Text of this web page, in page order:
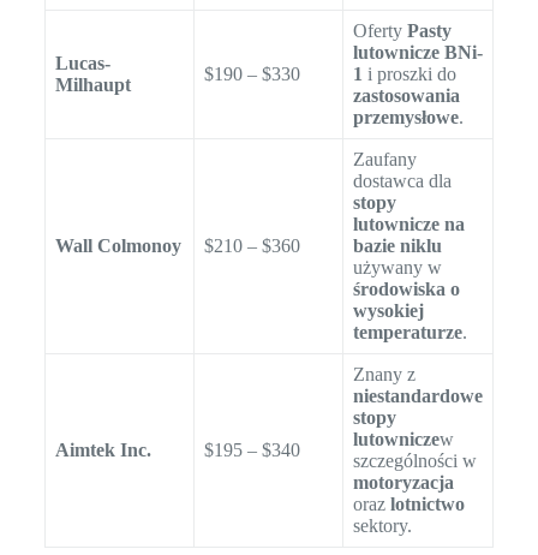
Lucas-
Milhaupt
$190 – $330
Oferty Pasty
lutownicze BNi-
1 i proszki do
zastosowania
przemysłowe.
Wall Colmonoy $210 – $360
Zaufany
dostawca dla
stopy
lutownicze na
bazie niklu
używany w
środowiska o
wysokiej
temperaturze.
Aimtek Inc. $195 – $340
Znany z
niestandardowe
stopy
lutowniczew
szczególności w
motoryzacja
oraz lotnictwo
sektory.